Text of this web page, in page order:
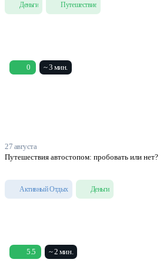
Деньги Путешествие
0 ~ 3 мин.
27 августа
Путешествия автостопом: пробовать или нет?
Активный Отдых Деньги
5.5 ~ 2 мин.